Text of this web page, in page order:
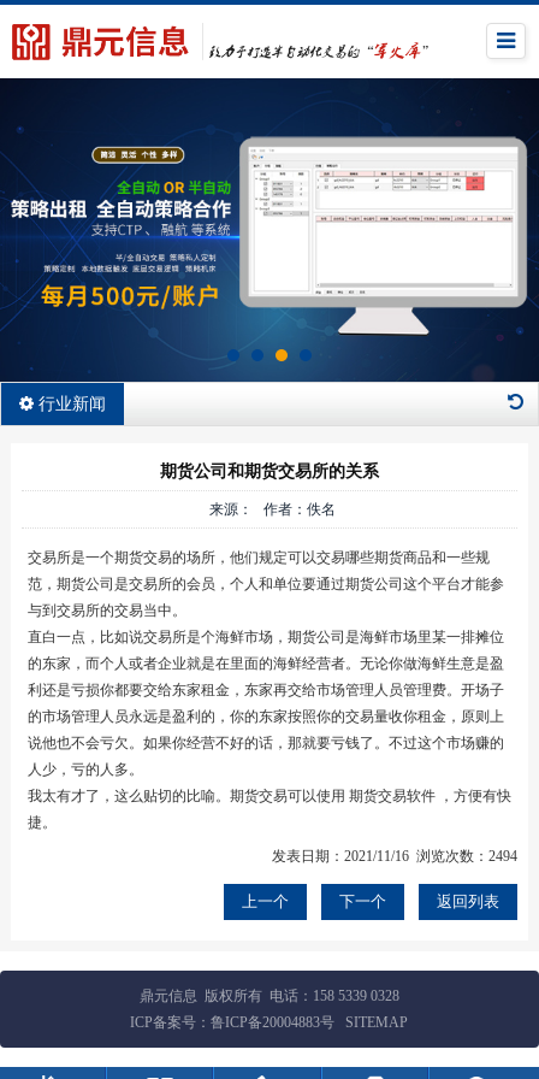
行业新闻
期货公司和期货交易所的关系
来源： 作者：佚名
交易所是一个期货交易的场所，他们规定可以交易哪些期货商品和一些规
范，期货公司是交易所的会员，个人和单位要通过期货公司这个平台才能参
与到交易所的交易当中。
直白一点，比如说交易所是个海鲜市场，期货公司是海鲜市场里某一排摊位
的东家，而个人或者企业就是在里面的海鲜经营者。无论你做海鲜生意是盈
利还是亏损你都要交给东家租金，东家再交给市场管理人员管理费。开场子
的市场管理人员永远是盈利的，你的东家按照你的交易量收你租金，原则上
说他也不会亏欠。如果你经营不好的话，那就要亏钱了。不过这个市场赚的
人少，亏的人多。
我太有才了，这么贴切的比喻。期货交易可以使用 期货交易软件 ，方便有快
捷。
发表日期：2021/11/16 浏览次数：2494
上一个 下一个 返回列表
鼎元信息 版权所有 电话： 158 5339 0328
ICP备案号：鲁ICP备20004883号 SITEMAP